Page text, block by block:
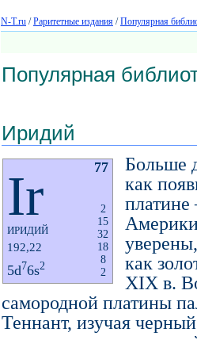
N-T.ru /Раритетные издания /Популярная
Популярная
Иридий
77
Ir
2
15
32
18
8
2
ИРИДИЙ
192,22
5d76s2
Больше
как
как
XIX в.
самородной платины
Теннант, изучая